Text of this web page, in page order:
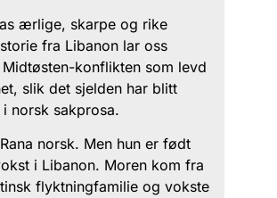
ærlige, skarpe og rike
fra Libanon lar oss
konflikten som levd
slik det sjelden har blitt
norsk sakprosa.
norsk. Men hun er født
i Libanon. Moren kom fra
flyktningfamilie og vokste